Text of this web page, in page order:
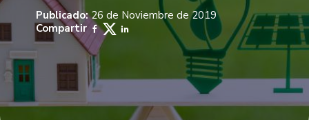
Publicado:26 de Noviembre de 2019
Compartir